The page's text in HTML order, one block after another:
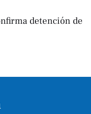
detención de